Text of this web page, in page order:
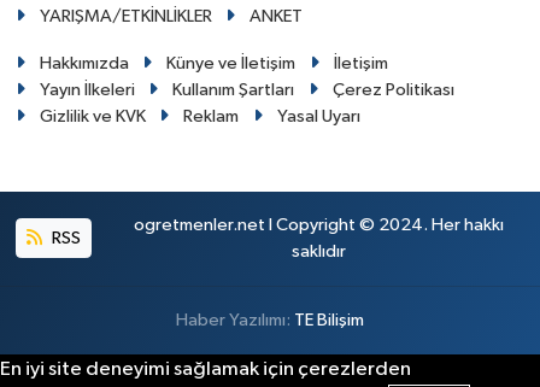
YARIŞMA/ETKİNLİKLER
ANKET
Hakkımızda Künye ve İletişim
İletişim
Yayın İlkeleri
Kullanım Şartları
Çerez Politikası
Gizlilik ve KVK
Reklam Yasal Uyarı
RSS
ogretmenler.net I Copyright © 2024. Her hakkı
saklıdır
Haber Yazılımı: TE Bilişim
En iyi site deneyimi sağlamak için çerezlerden